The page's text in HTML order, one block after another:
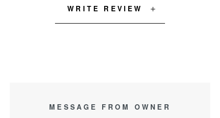
WRITE REVIEW
MESSAGE FROM OWNER